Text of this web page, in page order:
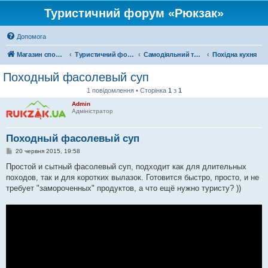
Туристичний форум «Рюкзак»
Допомога
Магазин спорядження Туристичний форум «Рюкзак» Самодіяльний туризм Похідна кухня
Походный фасолевый суп
1 повідомлення • Сторінка 1 з 1
Admin
Адміністратор
Походный фасолевый суп
П
в
д
о
20 червня 2015, 19:58
Простой и сытный фасолевый суп, подходит как для длительных
походов, так и для коротких вылазок. Готовится быстро, просто, и не
требует "замороченных" продуктов, а что ещё нужно туристу? ))